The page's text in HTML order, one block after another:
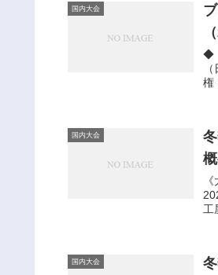
国内大会
◆
権
国内大会
工
国内大会